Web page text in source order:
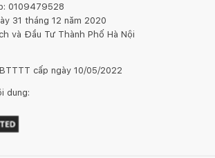
0109479528
31 tháng 12 năm 2020
và Đầu Tư Thành Phố Hà Nội
cấp ngày 10/05/2022
dung: